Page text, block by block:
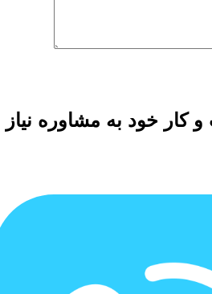
خود به مشاوره نیاز